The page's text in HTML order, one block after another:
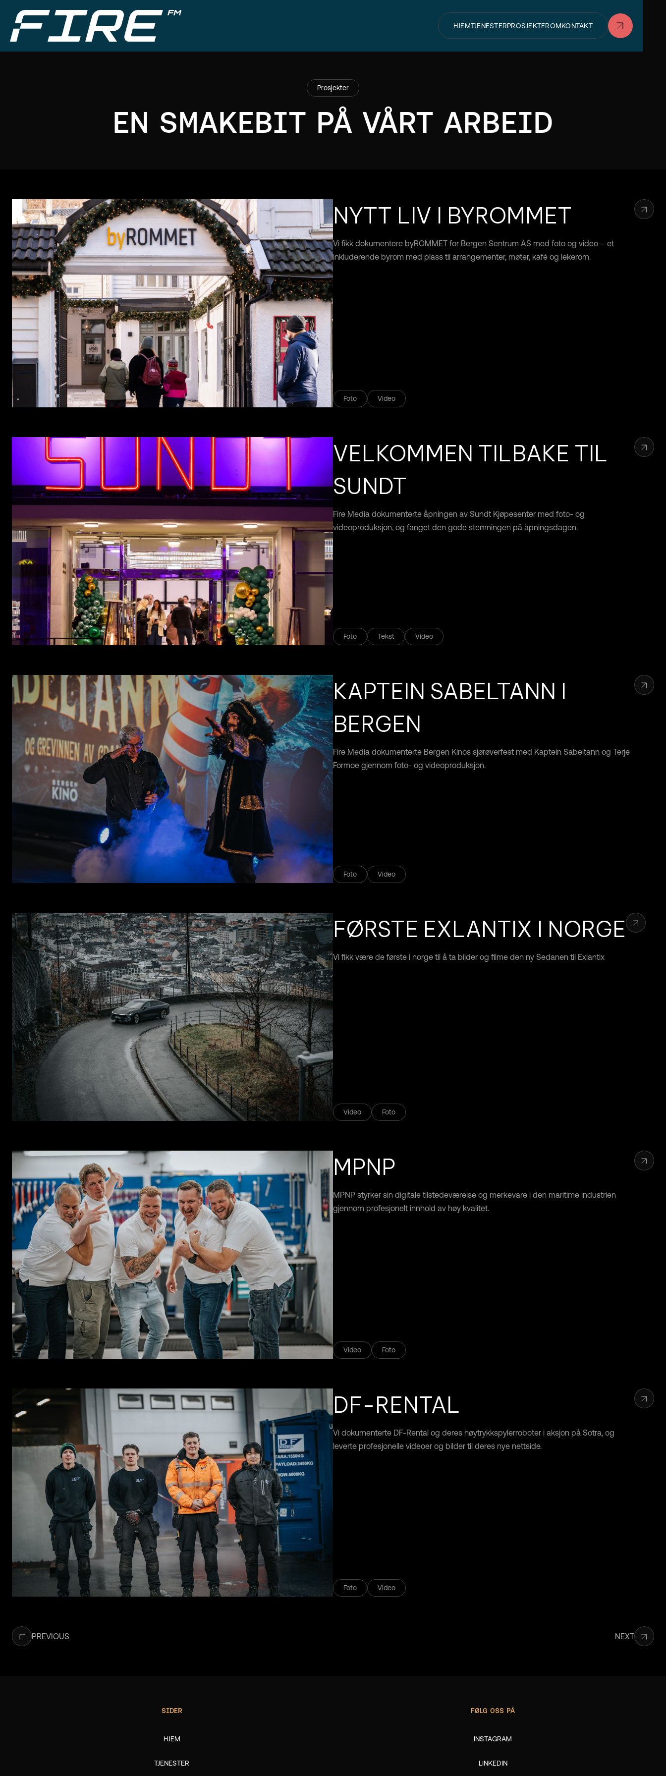
HJEMTJENESTERPROSJEKTEROMKONTAKT
Prosjekter
EN SMAKEBIT PÅ VÅRT ARBEID
NYTT LIV I BYROMMET
Vi fikk dokumentere byROMMET for Bergen Sentrum AS med foto og video – et
inkluderende byrom med plass til arrangementer, møter, kafé og lekerom.
Foto Video
VELKOMMEN TILBAKE TIL
SUNDT
Fire Media dokumenterte åpningen av Sundt Kjøpesenter med foto- og
videoproduksjon, og fanget den gode stemningen på åpningsdagen.
Foto Tekst Video
KAPTEIN SABELTANN I
BERGEN
Fire Media dokumenterte Bergen Kinos sjørøverfest med Kaptein Sabeltann og Terje
Formoe gjennom foto- og videoproduksjon.
Foto Video
FØRSTE EXLANTIX I NORGE
Vi fikk være de første i norge til å ta bilder og filme den ny Sedanen til Exlantix
Video Foto
MPNP
MPNP styrker sin digitale tilstedeværelse og merkevare i den maritime industrien
gjennom profesjonelt innhold av høy kvalitet.
Video Foto
DF-RENTAL
Vi dokumenterte DF-Rental og deres høytrykkspylerroboter i aksjon på Sotra, og
leverte profesjonelle videoer og bilder til deres nye nettside.
Foto Video
PREVIOUS NEXT
SIDER
HJEM
TJENESTER
FØLG OSS PÅ
INSTAGRAM
LINKEDIN